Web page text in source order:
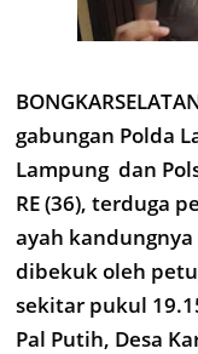
gabungan Polda
Lampung dan
RE (36), terduga
ayah kandungnya
dibekuk oleh
sekitar pukul
Pal Putih, Desa